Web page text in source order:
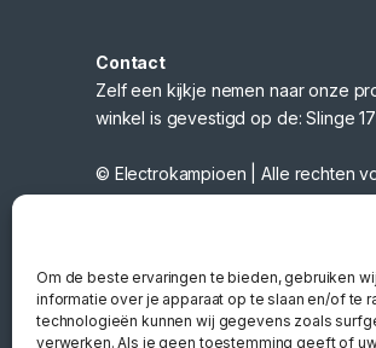
Om de beste ervaringen te bieden, gebruiken
informatie over je apparaat op te slaan en/of te
technologieën kunnen wij gegevens zoals
verwerken. Als je geen toestemming geeft of
Contact
Zelf een kijkje nemen naar onze
winkel is gevestigd op de: Slinge
© Electrokampioen | Alle rechten
Webshop gemaakt doorNano